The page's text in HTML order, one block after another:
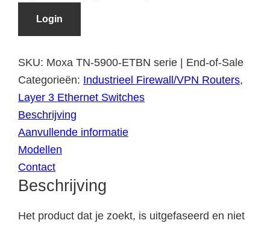
Login
SKU: Moxa TN-5900-ETBN serie | End-of-Sale
Categorieën: Industrieel Firewall/VPN Routers,
Layer 3 Ethernet Switches
Beschrijving
Aanvullende informatie
Modellen
Contact
Beschrijving
Het product dat je zoekt, is uitgefaseerd en niet